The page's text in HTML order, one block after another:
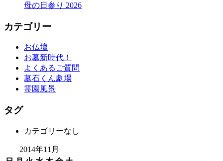
母の日参り 2026
カテゴリー
お仏壇
お墓新時代！
よくあるご質問
墓石くん劇場
霊園風景
タグ
カテゴリーなし
2014年11月